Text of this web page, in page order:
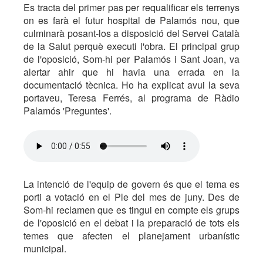
Es tracta del primer pas per requalificar els terrenys
on es farà el futur hospital de Palamós nou, que
culminarà posant-los a disposició del Servei Català
de la Salut perquè executi l'obra. El principal grup
de l'oposició, Som-hi per Palamós i Sant Joan, va
alertar ahir que hi havia una errada en la
documentació tècnica. Ho ha explicat avui la seva
portaveu, Teresa Ferrés, al programa de Ràdio
Palamós 'Preguntes'.
La intenció de l'equip de govern és que el tema es
porti a votació en el Ple del mes de juny. Des de
Som-hi reclamen que es tingui en compte els grups
de l'oposició en el debat i la preparació de tots els
temes que afecten el planejament urbanístic
municipal.